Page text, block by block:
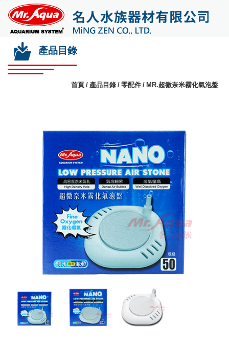
產品目錄
首頁 產品目錄 零配件 MR.超微奈米霧化氣泡盤